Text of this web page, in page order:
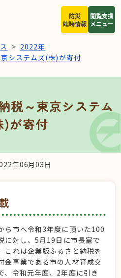
閲覧支援
メニュー
防災
臨時情報
2022年
システムズ(株)が寄付
税～東京システム
)が寄付
年06月03日
ら市へ令和3年度に頂いた100
に対し、5月19日に市長室で
これは企業版ふるさと納税を
金事業である市の人材育成交
、令和元年度、2年度に引き